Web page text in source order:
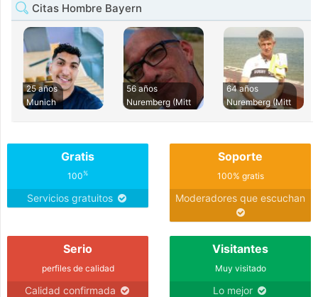
Citas Hombre Bayern
25 años
Munich
56 años
Nuremberg (Mitt
64 años
Nuremberg (Mitt
Gratis
100%
Servicios gratuitos
Soporte
100% gratis
Moderadores que escuchan
Serio
perfiles de calidad
Calidad confirmada
Visitantes
Muy visitado
Lo mejor